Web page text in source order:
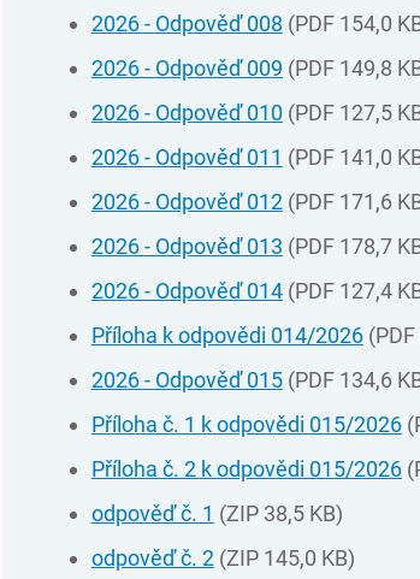
2026 - Odpověď 008 (PDF 154,0
2026 - Odpověď 009 (PDF 149,8
2026 - Odpověď 010 (PDF 127,5
2026 - Odpověď 011 (PDF 141,0
2026 - Odpověď 012 (PDF 171,6
2026 - Odpověď 013 (PDF 178,7
2026 - Odpověď 014 (PDF 127,4
Příloha k odpovědi 014/2026
2026 - Odpověď 015 (PDF 134,6
Příloha č. 1 k odpovědi 015/2026
Příloha č. 2 k odpovědi 015/2026
odpověď č. 1 (ZIP 38,5 KB)
odpověď č. 2 (ZIP 145,0 KB)